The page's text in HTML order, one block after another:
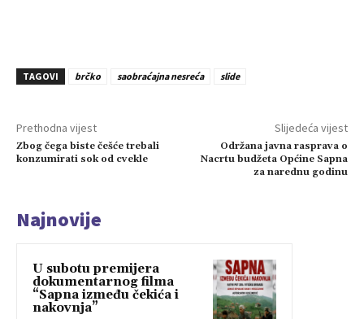
TAGOVI brčko saobraćajna nesreća slide
Prethodna vijest
Zbog čega biste češće trebali
konzumirati sok od cvekle
Slijedeća vijest
Održana javna rasprava o
Nacrtu budžeta Općine Sapna
za narednu godinu
Najnovije
U subotu premijera
dokumentarnog filma
“Sapna između čekića i
nakovnja”